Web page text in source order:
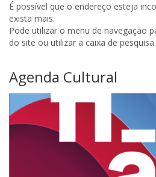
É possível que o endereço esteja
exista mais.
Pode utilizar o menu de navegação
do site ou utilizar a caixa de pesquisa.
Agenda Cultural